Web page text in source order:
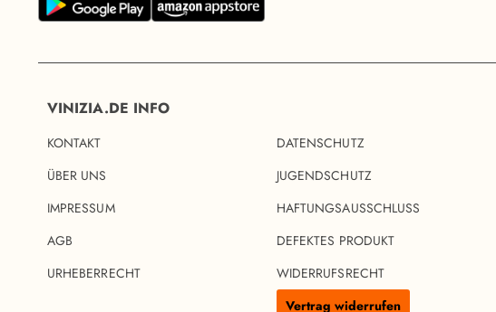
VINIZIA.DE INFO
KONTAKT
ÜBER UNS
IMPRESSUM
AGB
URHEBERRECHT
DATENSCHUTZ
JUGENDSCHUTZ
HAFTUNGSAUSSCHLUSS
DEFEKTES PRODUKT
WIDERRUFSRECHT
Vertrag widerrufen